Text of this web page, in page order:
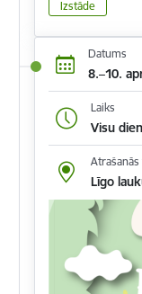
Izstāde
Datums
8.–10.
Laiks
Visu
Atrašanās
Līgo